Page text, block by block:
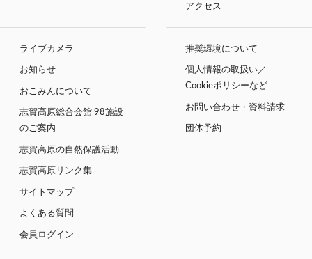
アクセス
ライブカメラ
お知らせ
おこみんについて
志賀高原総合会館 98施設
のご案内
志賀高原の自然保護活動
志賀高原リンク集
サイトマップ
よくある質問
会員ログイン
推奨環境について
個人情報の取扱い／
Cookieポリシーなど
お問い合わせ・資料請求
団体予約